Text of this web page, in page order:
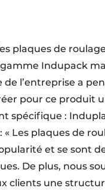
plaques de
Indupack
de l’entreprise a
pour ce produit
spécifique :
« Les plaques de
et se sont
De plus, nous
clients une